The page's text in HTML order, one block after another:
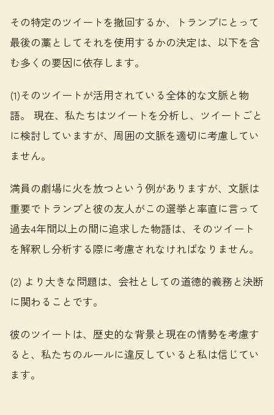
その特定のツイートを撤回するか、トランプにとって
最後の藁としてそれを使用するかの決定は、以下を含
む多くの要因に依存します。
(1)そのツイートが活用されている全体的な文脈と物
語。 現在、私たちはツイートを分析し、ツイートごと
に検討していますが、周囲の文脈を適切に考慮してい
ません。
満員の劇場に火を放つという例がありますが、文脈は
重要でトランプと彼の友人がこの選挙と率直に言って
過去4年間以上の間に追求した物語は、そのツイート
を解釈し分析する際に考慮されなければなりません。
(2) より大きな問題は、会社としての道徳的義務と決断
に関わることです。
彼のツイートは、歴史的な背景と現在の情勢を考慮す
ると、私たちのルールに違反していると私は信じてい
ます。